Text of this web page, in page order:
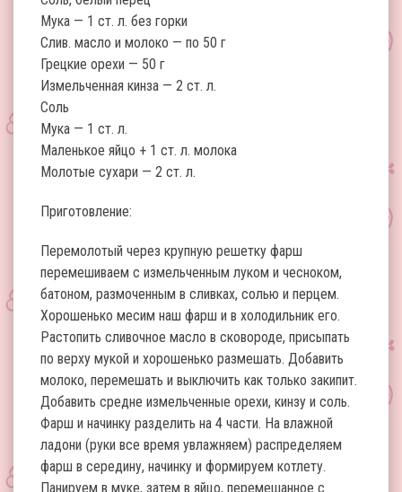
Мука — 1 ст. л. без горки
Слив. масло и молоко — по 50 г
Грецкие орехи — 50 г
Измельченная кинза — 2 ст. л.
Соль
Мука — 1 ст. л.
Маленькое яйцо + 1 ст. л. молока
Молотые сухари — 2 ст. л.
Приготовление:
Перемолотый через крупную решетку фарш
перемешиваем с измельченным луком и чесноком,
батоном, размоченным в сливках, солью и перцем.
Хорошенько месим наш фарш и в холодильник его.
Растопить сливочное масло в сковороде, присыпать
по верху мукой и хорошенько размешать. Добавить
молоко, перемешать и выключить как только закипит.
Добавить средне измельченные орехи, кинзу и соль.
Фарш и начинку разделить на 4 части. На влажной
ладони (руки все время увлажняем) распределяем
фарш в середину, начинку и формируем котлету.
Панируем в муке, затем в яйцо, перемешанное с